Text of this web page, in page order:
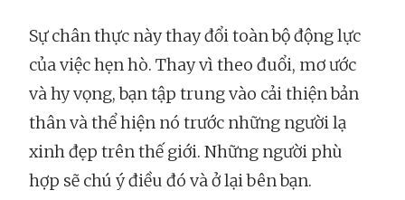
Sự chân thực này thay đổi toàn bộ động lực
của việc hẹn hò. Thay vì theo đuổi, mơ ước
và hy vọng, bạn tập trung vào cải thiện bản
thân và thể hiện nó trước những người lạ
xinh đẹp trên thế giới. Những người phù
hợp sẽ chú ý điều đó và ở lại bên bạn.